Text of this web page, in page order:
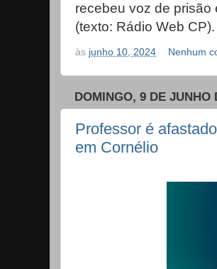
recebeu voz de
(texto: Rádio Web CP).
às junho 10, 2024 Nenhum
DOMINGO, 9 DE JUNHO
Professor é
em Cornélio